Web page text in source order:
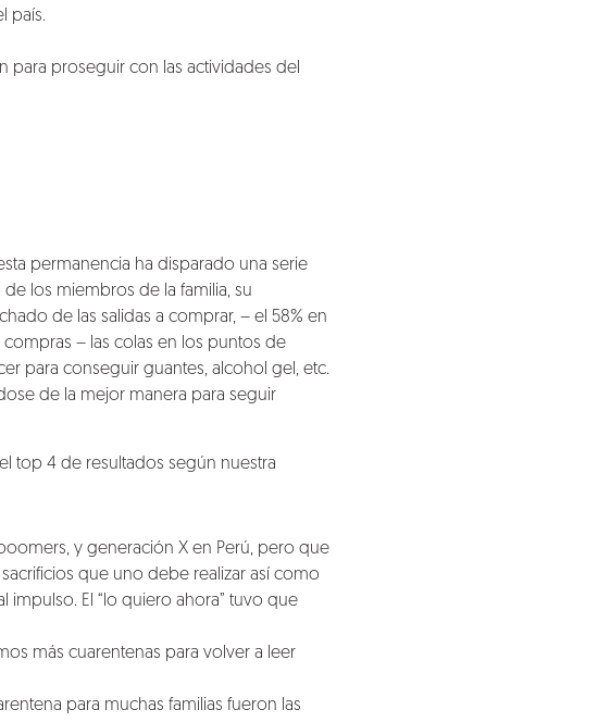
país.
proseguir con las actividades del
permanencia ha disparado una serie
los miembros de la familia, su
de las salidas a comprar, – el 58% en
– las colas en los puntos de
para conseguir guantes, alcohol gel, etc.
de la mejor manera para seguir
top 4 de resultados según nuestra
y generación X en Perú, pero que
que uno debe realizar así como
impulso. El “lo quiero ahora” tuvo que
más cuarentenas para volver a leer
para muchas familias fueron las